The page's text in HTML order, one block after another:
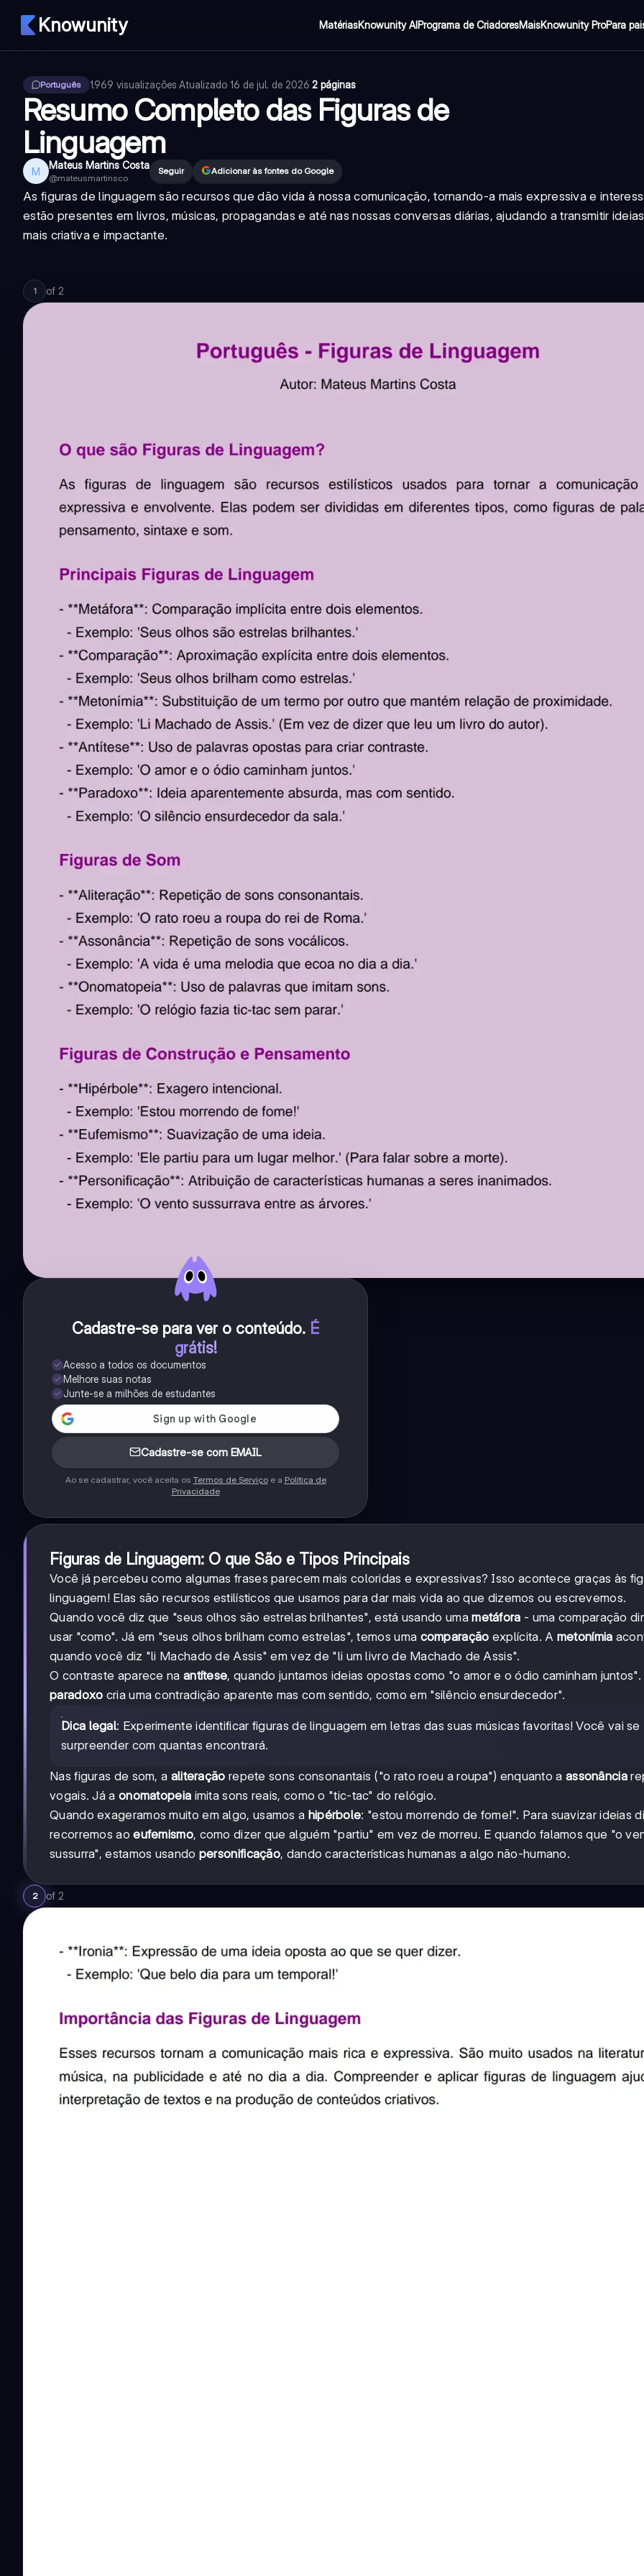
Knowunity MatériasKnowunity AIPrograma de CriadoresMaisKnowunity ProPara
Português 1.969 visualizações·Atualizado 16 de jul. de 2026·2 páginas
Resumo Completo das Figuras de
Linguagem
M Mateus Martins Costa
@mateusmartinsco
Seguir Adicionar às fontes do Google
As figuras de linguagem são recursos que dão vida à nossa comunicação, tornando-a mais expressiva e
estão presentes em livros, músicas, propagandas e até nas nossas conversas diárias, ajudando a transmitir
mais criativa e impactante.
1 of 2
Cadastre-se para ver o conteúdo. É
grátis!
Acesso a todos os documentos
Melhore suas notas
Junte-se a milhões de estudantes
Cadastre-se com EMAIL
Ao se cadastrar, você aceita os Termos de Serviçoe a Política de
Privacidade
Figuras de Linguagem: O que São e Tipos Principais
Você já percebeu como algumas frases parecem mais coloridas e expressivas? Isso acontece graças às
linguagem! Elas são recursos estilísticos que usamos para dar mais vida ao que dizemos ou escrevemos.
Quando você diz que "seus olhos são estrelas brilhantes", está usando umametáfora - uma comparação
usar "como". Já em "seus olhos brilham como estrelas", temos uma comparação explícita. A metonímia
quando você diz "li Machado de Assis" em vez de "li um livro de Machado de Assis".
O contraste aparece na antítese, quando juntamos ideias opostas como "o amor e o ódio caminham juntos".
paradoxo cria uma contradição aparente mas com sentido, como em "silêncio ensurdecedor".
Dica legal: Experimente identificar figuras de linguagem em letras das suas músicas favoritas! Você vai se
surpreender com quantas encontrará.
Nas figuras de som, a aliteração repete sons consonantais ("o rato roeu a roupa") enquanto a assonância
vogais. Já a onomatopeia imita sons reais, como o "tic-tac" do relógio.
Quando exageramos muito em algo, usamos a hipérbole: "estou morrendo de fome!". Para suavizar ideias
recorremos aoeufemismo, como dizer que alguém "partiu" em vez de morreu. E quando falamos que "o
sussurra", estamos usando personificação, dando características humanas a algo não-humano.
2 of 2